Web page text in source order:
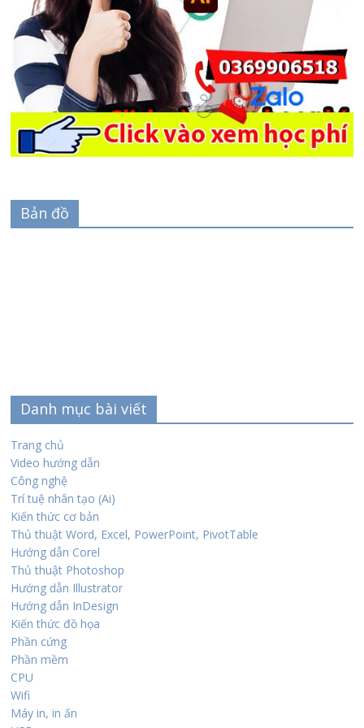
Bản đồ
Danh mục bài viết
Trang chủ
Video hướng dẫn
Công nghệ
Trí tuệ nhân tạo (Ai)
Kiến thức cơ bản
Thủ thuật Word, Excel, PowerPoint, PivotTable
Hướng dẫn Corel
Thủ thuật Photoshop
Hướng dẫn Illustrator
Hướng dẫn InDesign
Kiến thức đồ họa
Phần cứng
Phần mềm
CPU
Wifi
Máy in, in ấn